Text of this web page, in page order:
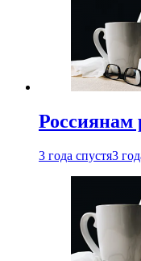
Россиянам
3 года спустя3